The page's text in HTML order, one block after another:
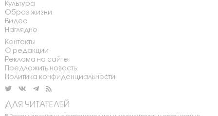
Культура
Образ жизни
Видео
Наглядно
Контакты
О редакции
Реклама на сайте
Предложить новость
Политика конфиденциальности
ДЛЯ ЧИТАТЕЛЕЙ